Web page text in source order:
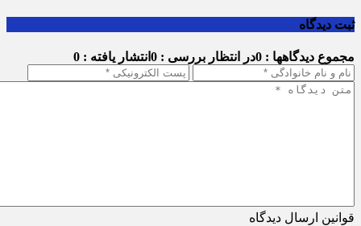
ثبت دیدگاه
مجموع دیدگاهها : 0 در انتظار بررسی : 0 انتشار یافته : 0
قوانین ارسال دیدگاه